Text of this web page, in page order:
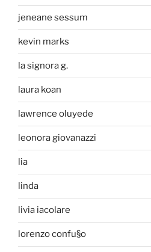
jeneane sessum
kevin marks
la signora g.
laura koan
lawrence oluyede
leonora giovanazzi
lia
linda
livia iacolare
lorenzo confu§o